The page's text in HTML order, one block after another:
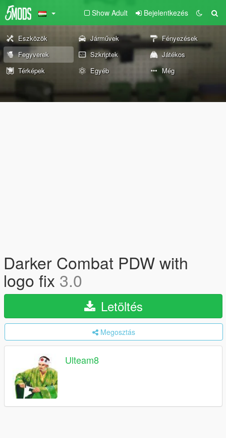
Show Adult Bejelentkezés
Eszközök Járművek
Fényezések
Fegyverek
Szkriptek
Játékos
Térképek
Egyéb Még
Darker Combat PDW with
logo fix 3.0
Letöltés
Megosztás
Ulteam8